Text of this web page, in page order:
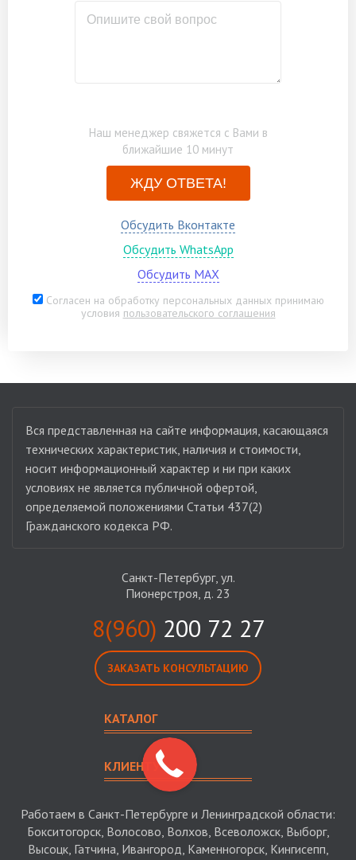
Наш менеджер свяжется с Вами в
ближайшие 10 минут
ЖДУ ОТВЕТА!
Обсудить Вконтакте
Обсудить WhatsApp
Обсудить MAX
Согласен на обработку персональных данных принимаю
условия пользовательского соглашения
Вся представленная на сайте информация, касающаяся
технических характеристик, наличия и стоимости,
носит информационный характер и ни при каких
условиях не является публичной офертой,
определяемой положениями Статьи 437(2)
Гражданского кодекса РФ.
Санкт-Петербург, ул.
Пионерстроя, д. 23
8(960) 200 72 27
ЗАКАЗАТЬ КОНСУЛЬТАЦИЮ
КАТАЛОГ
КЛИЕНТУ
Работаем в Санкт-Петербурге и Ленинградской области:
Бокситогорск, Волосово, Волхов, Всеволожск, Выборг,
Высоцк, Гатчина, Ивангород, Каменногорск, Кингисепп,